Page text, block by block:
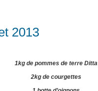
2013
1kg de pommes de terre Ditta
2kg de courgettes